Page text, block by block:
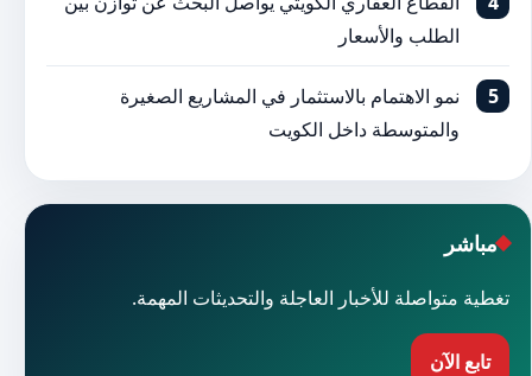
الطلب والأسعار
نمو الاهتمام بالاستثمار في المشاريع الصغيرة
والمتوسطة داخل الكويت
مباشر
تغطية متواصلة للأخبار العاجلة والتحديثات المهمة.
تابع الآن